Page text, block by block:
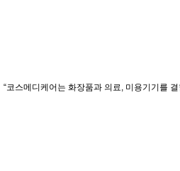
“코스메디케어는 화장품과 의료, 미용기기를